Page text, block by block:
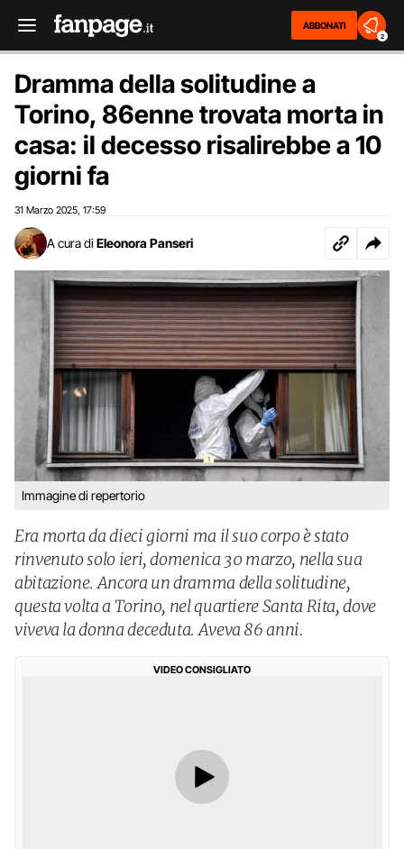
ABBONATI
2
Dramma della solitudine a
Torino, 86enne trovata morta in
casa: il decesso risalirebbe a 10
giorni fa
31 Marzo 2025 17:59
A cura di Eleonora Panseri
Immagine di repertorio
Era morta da dieci giorni ma il suo corpo è stato
rinvenuto solo ieri, domenica 30 marzo, nella sua
abitazione. Ancora un dramma della solitudine,
questa volta a Torino, nel quartiere Santa Rita, dove
viveva la donna deceduta. Aveva 86 anni.
VIDEO CONSIGLIATO